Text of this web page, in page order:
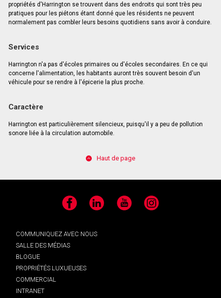
propriétés d'Harrington se trouvent dans des endroits qui sont très peu
pratiques pour les piétons étant donné que les résidents ne peuvent
normalement pas combler leurs besoins quotidiens sans avoir à conduire.
Services
Harrington n'a pas d'écoles primaires ou d'écoles secondaires. En ce qui
concerne l'alimentation, les habitants auront très souvent besoin d'un
véhicule pour se rendre à l'épicerie la plus proche.
Caractère
Harrington est particulièrement silencieux, puisqu'il y a peu de pollution
sonore liée à la circulation automobile.
Haut de page
Facebook LinkedIn YouTube Instagram
COMMUNIQUEZ AVEC NOUS
SALLE DES MÉDIAS
BLOGUE
PROPRIÉTÉS LUXUEUSES
COMMERCIAL
INTRANET